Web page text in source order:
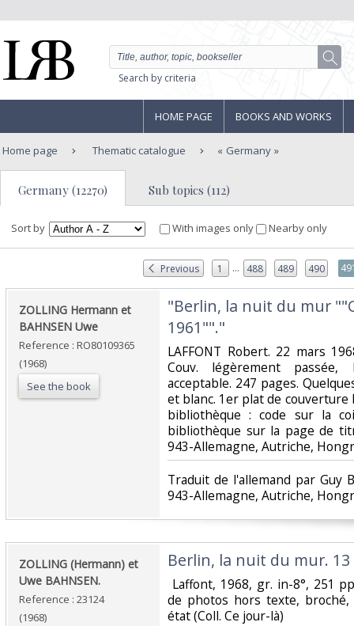
Search by criteria
HOME PAGE BOOKS AND WORKS
Home page Thematic catalogue Germany
Germany (12270) Sub topics (112)
Sort by With images only Nearby only
Previous 1 ... 488 489 490
‎ZOLLING Hermann et
BAHNSEN Uwe‎
Reference : RO80109365
(1968)
See the book
‎"Berlin, la nuit du mur
1961""."‎
‎LAFFONT Robert. 22 mars
Couv. légèrement passée,
acceptable. 247 pages.
et blanc. 1er plat de couverture
bibliothèque : code sur la
bibliothèque sur la page de
943-Allemagne, Autriche,
‎Traduit de l'allemand par Guy
943-Allemagne, Autriche,
‎ZOLLING (Hermann) et
Uwe BAHNSEN.‎
Reference : 23124
(1968)
‎Berlin, la nuit du mur.
Laffont, 1968, gr. in-8°, 251
de photos hors texte,
état (Coll. Ce jour-là)‎